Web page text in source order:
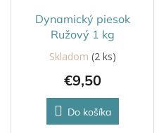
Dynamický piesok
Ružový 1 kg
Skladom (2 ks)
€9,50
Do košíka